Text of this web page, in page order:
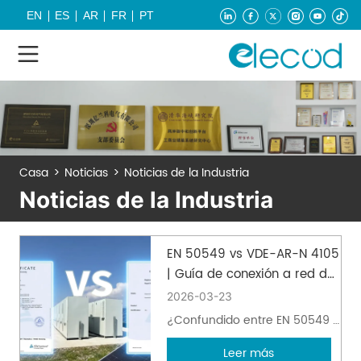
EN ES AR FR PT
Casa > Noticias > Noticias de la Industria
Noticias de la Industria
EN 50549 vs VDE-AR-N 4105
| Guía de conexión a red de
Europa para
almacenamiento de energía
2026-03-23
¿Confundido entre EN 50549 y
VDE-AR-N 4105? Aprenda las
Leer más